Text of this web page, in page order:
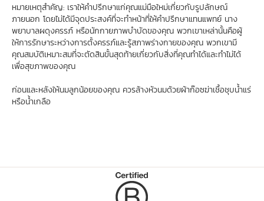
หมายเหตุสำคัญ: เราให้คำปรึกษาแก่คุณแม่มือใหม่เกี่ยวกับรูปลักษณ์
ภายนอก โดยไม่ได้มีจุดประสงค์ที่จะทำหน้าที่ให้คำปรึกษาแทนแพทย์ นาง
พยาบาลผดุงครรภ์ หรือนักกายภาพบำบัดของคุณ พวกเขาเหล่านั้นคือผู้
ให้การรักษาระหว่างการตั้งครรภ์และรู้สภาพร่างกายของคุณ พวกเขามี
คุณสมบัติเหมาะสมที่จะตัดสินขั้นสุดท้ายเกี่ยวกับสิ่งที่คุณทำได้และทำไม่ได้
เพื่อสุขภาพของคุณ
ก่อนและหลังให้นมลูกน้อยของคุณ ควรล้างหัวนมด้วยผ้าก๊อซฆ่าเชื้อชุบน้ำแร่
หรือน้ำเกลือ